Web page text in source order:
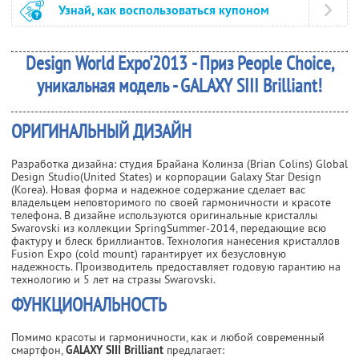
Узнай, как воспользоваться купоном
Design World Expo'2013 - Приз People Choice,
уникальная модель - GALAXY SIII Brilliant!
ОРИГИНАЛЬНЫЙ ДИЗАЙН
Разработка дизайна: студия Брайана Колинза (Brian Colins) Global
Design Studio(United States) и корпорации Galaxy Star Design
(Korea). Новая форма и надежное содержание сделает вас
владельцем неповторимого по своей гармоничности и красоте
телефона. В дизайне используются оригинальные кристаллы
Swarovski из коллекции SpringSummer-2014, передающие всю
фактуру и блеск бриллиантов. Технология нанесения кристаллов
Fusion Expo (cold mount) гарантирует их безусловную
надежность. Производитель предоставляет годовую гарантию на
технологию и 5 лет на стразы Swarovski.
ФУНКЦИОНАЛЬНОСТЬ
Помимо красоты и гармоничности, как и любой современный
смартфон,GALAXY SIII Brilliant предлагает: